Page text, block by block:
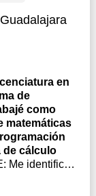
en
de
como
matemáticas
de cálculo
Me identifico
aprenda a
de la